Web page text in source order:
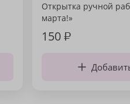
Открытка ручной
марта!»
150₽